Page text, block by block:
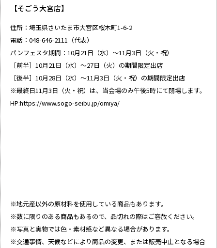
【そごう大宮店】
住所：埼玉県さいたま市大宮区桜木町1-6-2
電話：048-646-2111（代表）
パンフェスタ期間：10月21日（水）～11月3日（火・祝）
［前半］10月21日（水）～27日（火）の期間限定出店
［後半］10月28日（水）～11月3日（火・祝）の期間限定出店
※最終日11月3日（火・祝）は、当会場のみ午後5時にて閉場します。
HP:https://www.sogo-seibu.jp/omiya/
※地元産以外の原材料を使用している商品もあります。
※数に限りのある商品もあるので、品切れの際はご容赦ください。
※写真と実物では色・素材感など異なる場合があります。
※交通事情、天候などにより商品の変更、または販売中止となる場合